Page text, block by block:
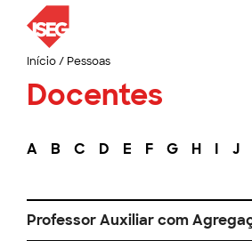
Início/ Pessoas
Docentes
A B C D E F G H I J
Professor Auxiliar com